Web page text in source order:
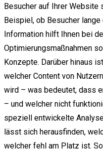
Besucher auf Ihrer Website
Beispiel, ob Besucher
Information hilft Ihnen bei
Optimierungsmaßnahmen
Konzepte. Darüber hinaus
welcher Content von
wird – was bedeutet, dass
– und welcher nicht
speziell entwickelte
lässt sich herausfinden,
welcher fehl am Platz ist.